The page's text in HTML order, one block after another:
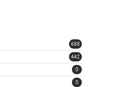
688
442
0
0